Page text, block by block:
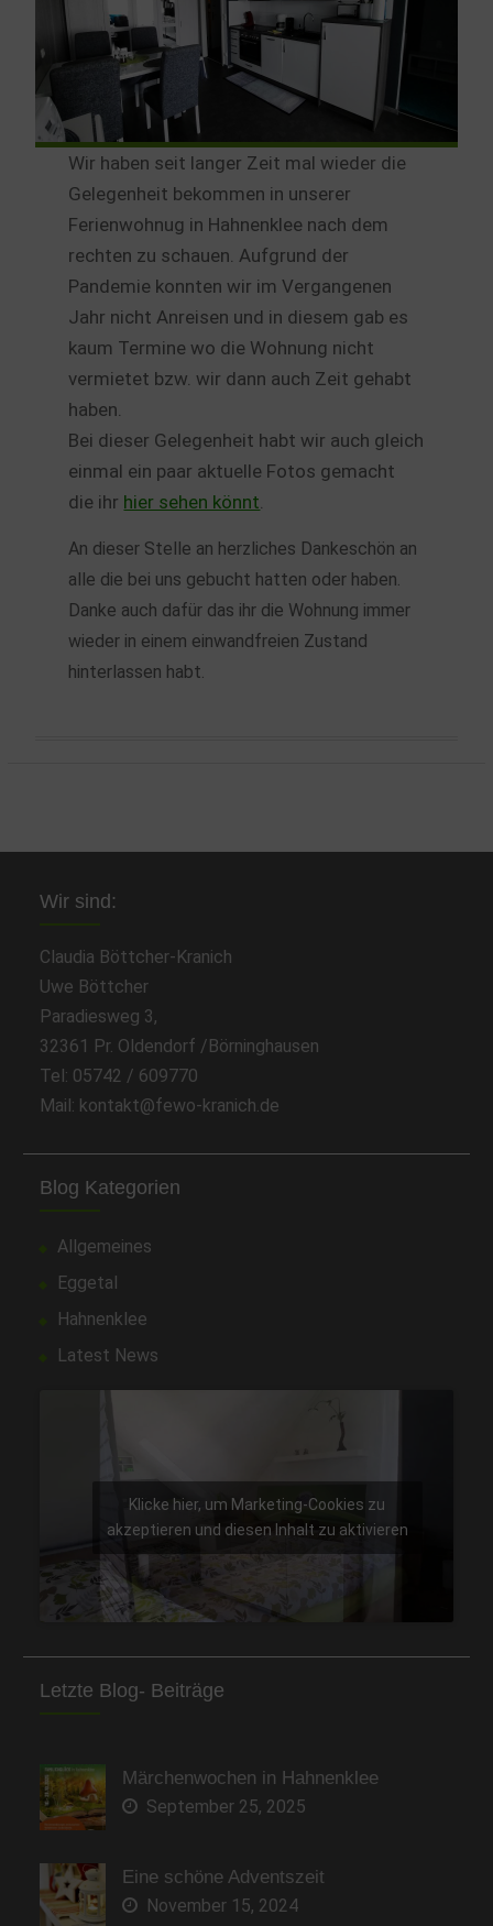
Wir haben seit langer Zeit mal wieder die
Gelegenheit bekommen in unserer
Ferienwohnug in Hahnenklee nach dem
rechten zu schauen. Aufgrund der
Pandemie konnten wir im Vergangenen
Jahr nicht Anreisen und in diesem gab es
kaum Termine wo die Wohnung nicht
vermietet bzw. wir dann auch Zeit gehabt
haben.
Bei dieser Gelegenheit habt wir auch gleich
einmal ein paar aktuelle Fotos gemacht
die ihr hier sehen könnt.
An dieser Stelle an herzliches Dankeschön an
alle die bei uns gebucht hatten oder haben.
Danke auch dafür das ihr die Wohnung immer
wieder in einem einwandfreien Zustand
hinterlassen habt.
Wir sind:
Claudia Böttcher-Kranich
Uwe Böttcher
Paradiesweg 3,
32361 Pr. Oldendorf /Börninghausen
Tel: 05742 / 609770
Mail: kontakt@fewo-kranich.de
Blog Kategorien
Allgemeines
Eggetal
Hahnenklee
Latest News
Klicke hier, um Marketing-Cookies zu
akzeptieren und diesen Inhalt zu aktivieren
Letzte Blog- Beiträge
Märchenwochen in Hahnenklee
September 25, 2025
Eine schöne Adventszeit
November 15, 2024